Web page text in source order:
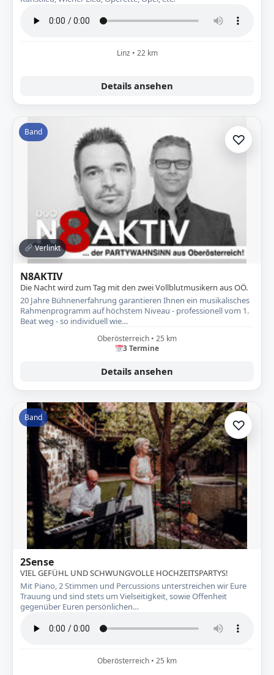
Linz • 22 km
Details ansehen
Band
Verlinkt
♡Zur
N8AKTIV
Die Nacht wird zum Tag mit den zwei Vollblutmusikern aus OÖ.
20 Jahre Bühnenerfahrung garantieren Ihnen ein musikalisches
Rahmenprogramm auf höchstem Niveau - professionell vom 1.
Beat weg - so individuell wie…
Oberösterreich • 25 km
3 Termine
Details ansehen
Band ♡Zur
2Sense
VIEL GEFÜHL UND SCHWUNGVOLLE HOCHZEITSPARTYS!
Mit Piano, 2 Stimmen und Percussions unterstreichen wir Eure
Trauung und sind stets um Vielseitigkeit, sowie Offenheit
gegenüber Euren persönlichen…
Oberösterreich • 25 km